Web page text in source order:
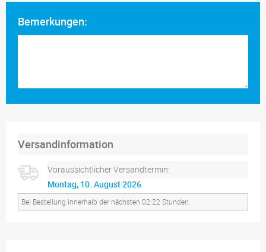
Bemerkungen:
Versandinformation
Voraussichtlicher Versandtermin:
Montag, 10. August 2026
Bei Bestellung innerhalb der nächsten 02:22 Stunden.